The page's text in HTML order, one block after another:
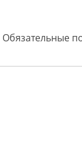
Обязательные